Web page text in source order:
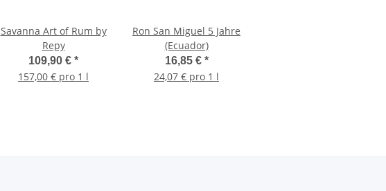
Savanna Art of Rum by
Repy
109,90 € *
157,00 € pro 1 l
Ron San Miguel 5 Jahre
(Ecuador)
16,85 € *
24,07 € pro 1 l